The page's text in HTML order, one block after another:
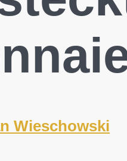
Wieschowski